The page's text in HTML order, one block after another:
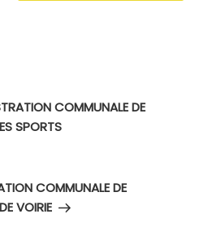
COMMUNALE DE
SPORTS
COMMUNALE DE
VOIRIE